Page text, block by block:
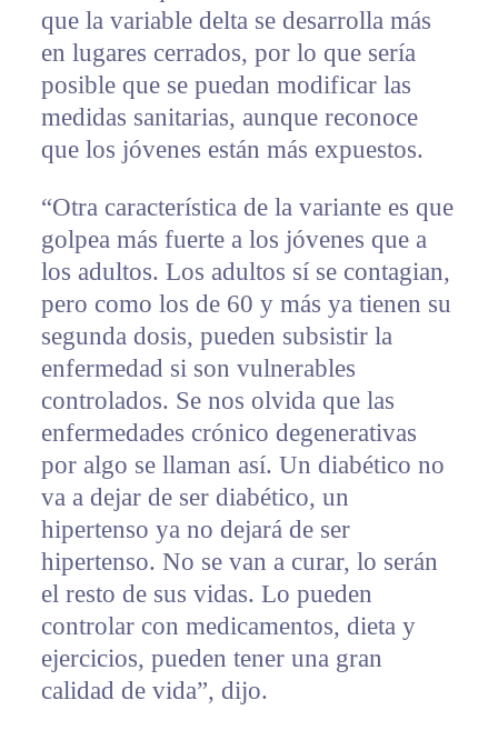
que la variable delta se desarrolla más
en lugares cerrados, por lo que sería
posible que se puedan modificar las
medidas sanitarias, aunque reconoce
que los jóvenes están más expuestos.
“Otra característica de la variante es que
golpea más fuerte a los jóvenes que a
los adultos. Los adultos sí se contagian,
pero como los de 60 y más ya tienen su
segunda dosis, pueden subsistir la
enfermedad si son vulnerables
controlados. Se nos olvida que las
enfermedades crónico degenerativas
por algo se llaman así. Un diabético no
va a dejar de ser diabético, un
hipertenso ya no dejará de ser
hipertenso. No se van a curar, lo serán
el resto de sus vidas. Lo pueden
controlar con medicamentos, dieta y
ejercicios, pueden tener una gran
calidad de vida”, dijo.